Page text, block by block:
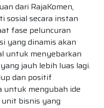
dari RajaKomen,
sosial secara instan
fase peluncuran
yang dinamis akan
untuk menyebarkan
jauh lebih luas lagi.
dan positif
untuk mengubah ide
bisnis yang